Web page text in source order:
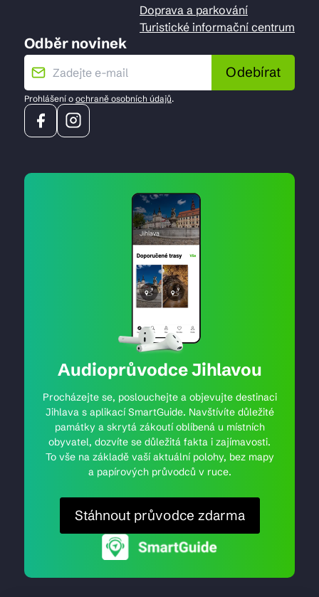
Doprava a parkování
Turistické informační centrum
Odběr novinek
Odebírat
Prohlášení o ochraně osobních údajů.
Audioprůvodce Jihlavou
Procházejte se, poslouchejte a objevujte destinaci
Jihlava s aplikací SmartGuide. Navštívíte důležité
památky a skrytá zákoutí oblíbená u místních
obyvatel, dozvíte se důležitá fakta i zajímavosti.
To vše na základě vaší aktuální polohy, bez mapy
a papírových průvodců v ruce.
Stáhnout průvodce zdarma